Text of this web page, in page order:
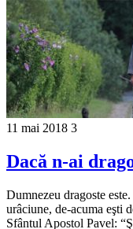
11 mai 2018 3
Dacă n-ai
Dumnezeu dragoste
urâciune, de-acuma eşti
Sfântul Apostol Pavel: